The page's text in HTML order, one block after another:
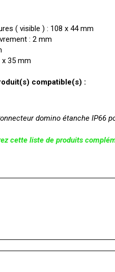
( visible ) : 108 x 44 mm
: 2 mm
35 mm
compatible(s) :
domino étanche IP66
cette liste de produits